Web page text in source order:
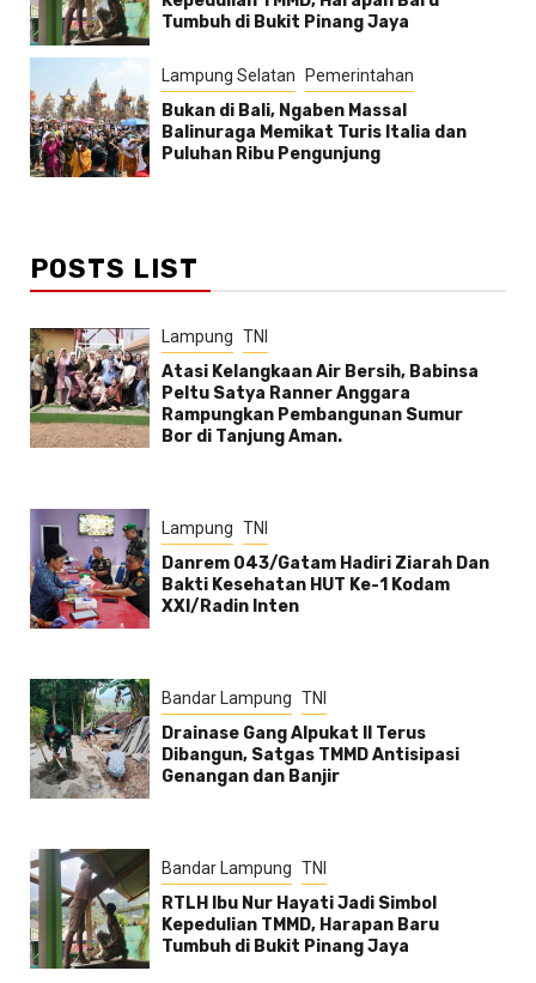
Tumbuh di Bukit Pinang Jaya
Lampung Selatan Pemerintahan
Bukan di Bali, Ngaben Massal
Balinuraga Memikat Turis Italia dan
Puluhan Ribu Pengunjung
POSTS LIST
Lampung TNI
Atasi Kelangkaan Air Bersih, Babinsa
Peltu Satya Ranner Anggara
Rampungkan Pembangunan Sumur
Bor di Tanjung Aman.
Lampung TNI
Danrem 043/Gatam Hadiri Ziarah Dan
Bakti Kesehatan HUT Ke-1 Kodam
XXI/Radin Inten
Bandar Lampung TNI
Drainase Gang Alpukat II Terus
Dibangun, Satgas TMMD Antisipasi
Genangan dan Banjir
Bandar Lampung TNI
RTLH Ibu Nur Hayati Jadi Simbol
Kepedulian TMMD, Harapan Baru
Tumbuh di Bukit Pinang Jaya